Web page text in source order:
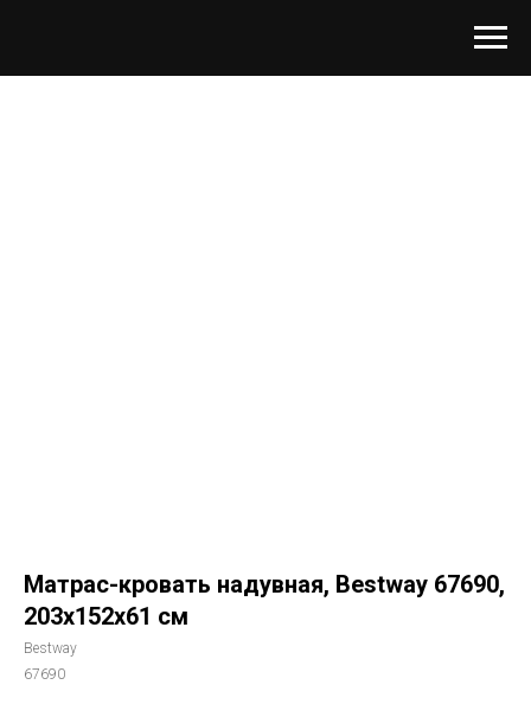
Матрас-кровать надувная, Bestway 67690,
203х152х61 см
Bestway
67690